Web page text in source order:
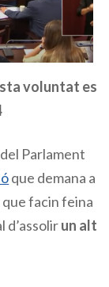
voluntat es
Parlament
que demana a
facin feina
d’assolirun alt